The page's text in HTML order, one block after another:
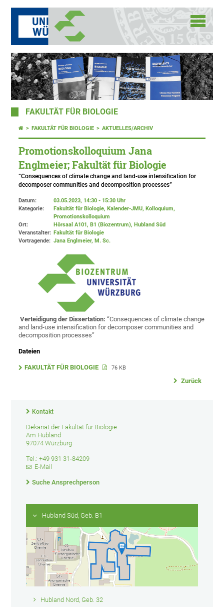
FAKULTÄT FÜR BIOLOGIE
FAKULTÄT FÜR BIOLOGIE AKTUELLES/ARCHIV
Promotionskolloquium Jana
Englmeier; Fakultät für Biologie
“Consequences of climate change and land-use intensification for
decomposer communities and decomposition processes”
Datum:
03.05.2023, 14:30 - 15:30 Uhr
Kategorie:
Fakultät für Biologie, Kalender-JMU, Kolloquium,
Promotionskolloquium
Ort:
Hörsaal A101, B1 (Biozentrum), Hubland Süd
Veranstalter: Fakultät für Biologie
Vortragende: Jana Englmeier, M. Sc.
Verteidigung der Dissertation:“Consequences of climate change
and land-use intensification for decomposer communities and
decomposition processes”
Dateien
FAKULTÄT FÜR BIOLOGIE 76 KB
Zurück
Kontakt
Dekanat der Fakultät für Biologie
Am Hubland
97074 Würzburg
Tel.: +49 931 31-84209
E-Mail
Suche Ansprechperson
Hubland Süd, Geb. B1
Hubland Nord, Geb. 32